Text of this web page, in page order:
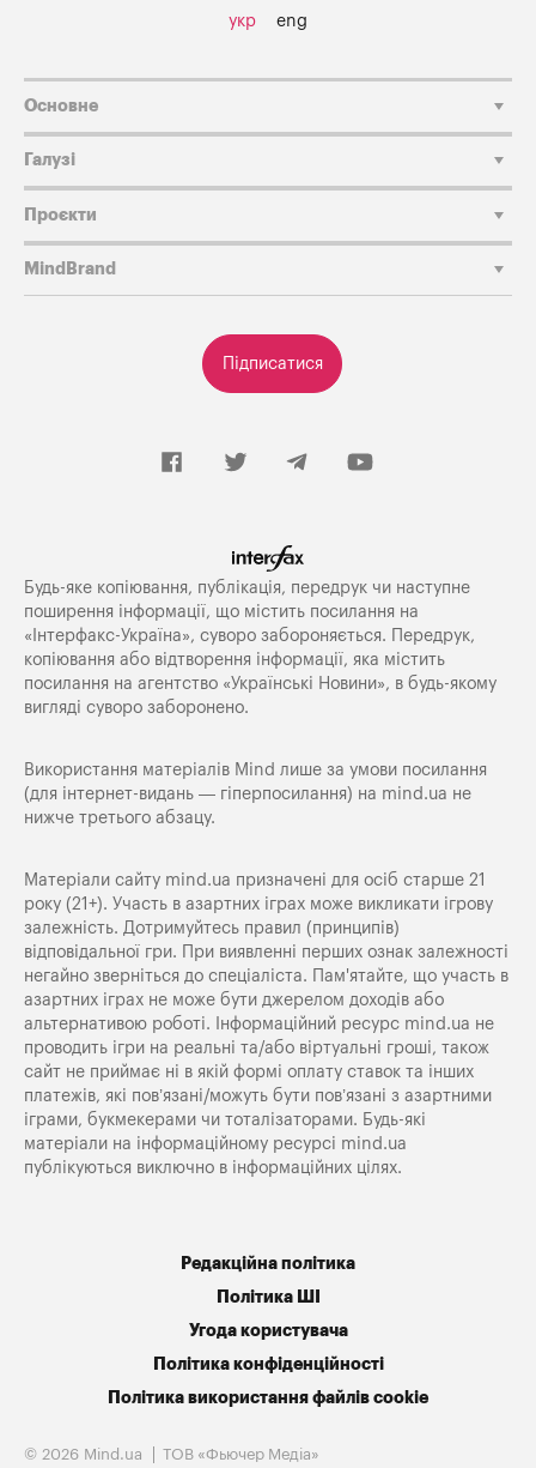
укр eng
Підписатися
Основне
Галузі
Проєкти
MindBrand
Будь-яке копiювання, публiкацiя, передрук чи наступне
поширення iнформацiї, що мiстить посилання на
«Iнтерфакс-Україна», суворо забороняється. Передрук,
копіювання або відтворення інформації, яка містить
посилання на агентство «Українські Новини», в будь-якому
вигляді суворо заборонено.
Використання матеріалів Mind лише за умови посилання
(для інтернет-видань — гіперпосилання) на mind.ua не
нижче третього абзацу.
Матеріали сайту mind.ua призначені для осіб старше 21
року (21+). Участь в азартних іграх може викликати ігрову
залежність. Дотримуйтесь правил (принципів)
відповідальної гри. При виявленні перших ознак залежності
негайно зверніться до спеціаліста. Пам'ятайте, що участь в
азартних іграх не може бути джерелом доходів або
альтернативою роботі. Інформаційний ресурс mind.ua не
проводить ігри на реальні та/або віртуальні гроші, також
сайт не приймає ні в якій формі оплату ставок та інших
платежів, які пов’язані/можуть бути пов’язані з азартними
іграми, букмекерами чи тоталізаторами. Будь-які
матеріали на інформаційному ресурсі mind.ua
публікуються виключно в інформаційних цілях.
Редакційна політика
Політика ШІ
Угода користувача
Політика конфіденційності
Політика використання файлів cookie
© 2026 Mind.ua ТОВ «Фьючер Медiа»